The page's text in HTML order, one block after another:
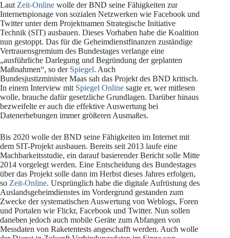
Laut Zeit-Online wolle der BND seine Fähigkeiten zur
Internetspionage von sozialen Netzwerken wie Facebook und
Twitter unter dem Projektnamen Strategische Initiative
Technik (SIT) ausbauen. Dieses Vorhaben habe die Koalition
nun gestoppt. Das für die Geheimdienstfinanzen zuständige
Vertrauensgremium des Bundestages verlange eine
„ausführliche Darlegung und Begründung der geplanten
Maßnahmen“, so der Spiegel. Auch
Bundesjustizminister Maas sah das Projekt des BND kritisch.
In einem Interview mit Spiegel Online sagte er, wer mitlesen
wolle, brauche dafür gesetzliche Grundlagen. Darüber hinaus
bezweifelte er auch die effektive Auswertung bei
Datenerhebungen immer größeren Ausmaßes.
Bis 2020 wolle der BND seine Fähigkeiten im Internet mit
dem SIT-Projekt ausbauen. Bereits seit 2013 laufe eine
Machbarkeitsstudie, ein darauf basierender Bericht solle Mitte
2014 vorgelegt werden. Eine Entscheidung des Bundestages
über das Projekt solle dann im Herbst dieses Jahres erfolgen,
so Zeit-Online. Ursprünglich habe die digitale Aufrüstung des
Auslandsgeheimdienstes im Vordergrund gestanden zum
Zwecke der systematischen Auswertung von Weblogs, Foren
und Portalen wie Flickr, Facebook und Twitter. Nun sollen
daneben jedoch auch mobile Geräte zum Abfangen von
Messdaten von Raketentests angeschafft werden. Auch wolle